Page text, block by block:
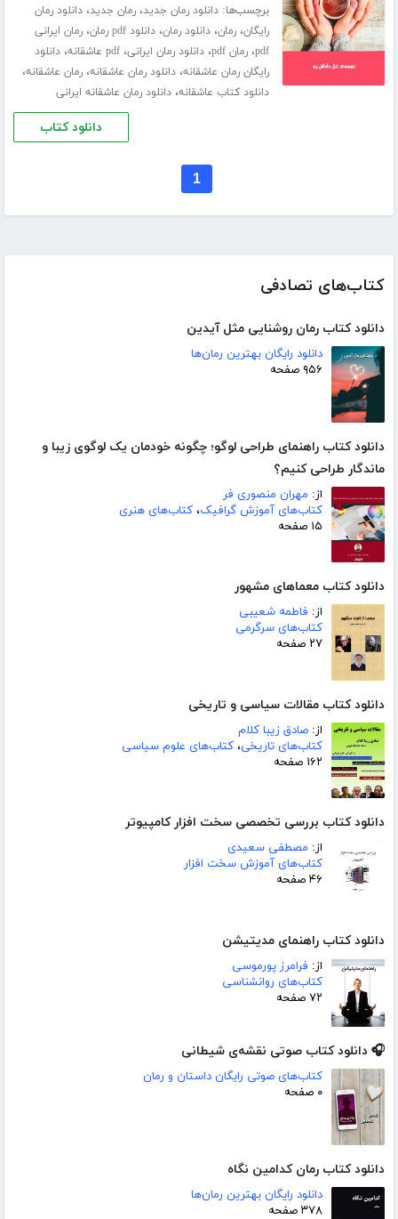
کتاب‌های تصادفی
دانلود کتاب رمان روشنایی مثل آیدین
دانلود رایگان بهترین رمان‌ها
۹۵۶ صفحه
دانلود کتاب راهنمای طراحی لوگو؛ چگونه خودمان یک لوگوی زیبا و
ماندگار طراحی کنیم؟
از: مهران منصوری فر
کتاب‌های آموزش گرافیک، کتاب‌های هنری
۱۵ صفحه
دانلود کتاب معماهای مشهور
از: فاطمه شعیبی
کتاب‌های سرگرمی
۲۷ صفحه
دانلود کتاب مقالات سیاسی و تاریخی
از: صادق زیبا کلام
کتاب‌های تاریخی، کتاب‌های علوم سیاسی
۱۶۲ صفحه
دانلود کتاب بررسی تخصصی سخت افزار کامپیوتر
از: مصطفی سعیدی
کتاب‌های آموزش سخت افزار
۴۶ صفحه
دانلود کتاب راهنمای مدیتیشن
از: فرامرز پورموسی
کتاب‌های روانشناسی
۷۲ صفحه
🎧 دانلود کتاب صوتی نقشه‌ی شیطانی
کتاب‌های صوتی رایگان داستان و رمان
۰ صفحه
دانلود کتاب رمان کدامین نگاه
دانلود رایگان بهترین رمان‌ها
۳۷۸ صفحه
برچسب‌ها:دانلود رمان جدید،رمان جدید،دانلود رمان
رایگان،رمان،دانلود رمان،دانلود pdf رمان ،رمان ایرانی
pdf،رمان pdf ،دانلود رمان ایرانی،pdf عاشقانه ،دانلود
رایگان رمان عاشقانه،دانلود رمان عاشقانه،رمان عاشقانه،
دانلود کتاب عاشقانه،دانلود رمان عاشقانه ایرانی
دانلود کتاب
1